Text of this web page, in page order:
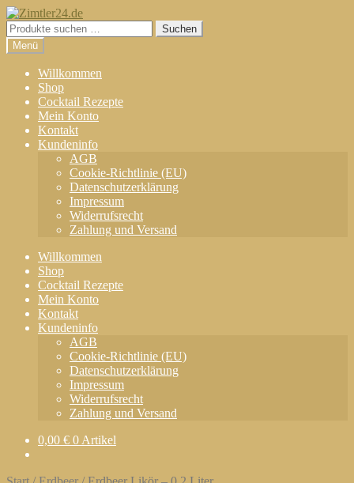
Zur
Navigation
springen
Zum
Inhalt
springen
Suchen
nach:
Suchen
Menü
Willkommen
Shop
Cocktail Rezepte
Mein Konto
Kontakt
Kundeninfo
AGB
Cookie-Richtlinie (EU)
Datenschutzerklärung
Impressum
Widerrufsrecht
Zahlung und Versand
Willkommen
Shop
Cocktail Rezepte
Mein Konto
Kontakt
Kundeninfo
AGB
Cookie-Richtlinie (EU)
Datenschutzerklärung
Impressum
Widerrufsrecht
Zahlung und Versand
0,00 € 0 Artikel